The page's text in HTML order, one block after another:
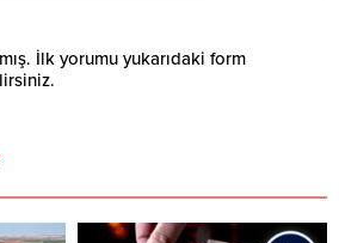
İlk yorumu yukarıdaki form